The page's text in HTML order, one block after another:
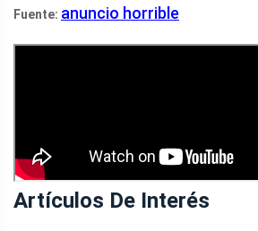
Fuente: anuncio horrible
Artículos De Interés